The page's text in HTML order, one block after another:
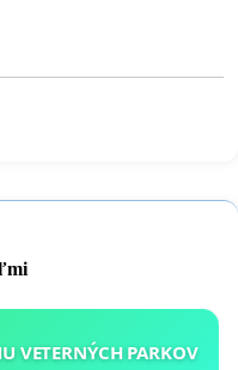
VETERNÝCH PARKOV